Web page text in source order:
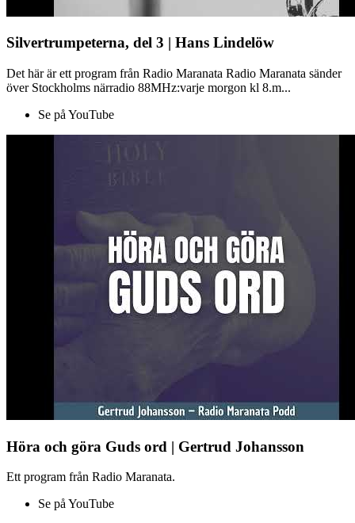
Silvertrumpeterna, del 3 | Hans Lindelöw
Det här är ett program från Radio Maranata Radio Maranata sänder
över Stockholms närradio 88MHz:varje morgon kl 8.m...
Se på YouTube
Höra och göra Guds ord | Gertrud Johansson
Ett program från Radio Maranata.
Se på YouTube